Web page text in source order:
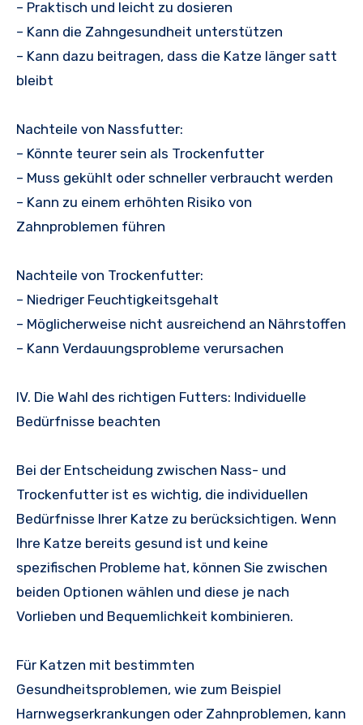
– Praktisch und leicht zu dosieren
– Kann die Zahngesundheit unterstützen
– Kann dazu beitragen, dass die Katze länger satt
bleibt
Nachteile von Nassfutter:
– Könnte teurer sein als Trockenfutter
– Muss gekühlt oder schneller verbraucht werden
– Kann zu einem erhöhten Risiko von
Zahnproblemen führen
Nachteile von Trockenfutter:
– Niedriger Feuchtigkeitsgehalt
– Möglicherweise nicht ausreichend an Nährstoffen
– Kann Verdauungsprobleme verursachen
IV. Die Wahl des richtigen Futters: Individuelle
Bedürfnisse beachten
Bei der Entscheidung zwischen Nass- und
Trockenfutter ist es wichtig, die individuellen
Bedürfnisse Ihrer Katze zu berücksichtigen. Wenn
Ihre Katze bereits gesund ist und keine
spezifischen Probleme hat, können Sie zwischen
beiden Optionen wählen und diese je nach
Vorlieben und Bequemlichkeit kombinieren.
Für Katzen mit bestimmten
Gesundheitsproblemen, wie zum Beispiel
Harnwegserkrankungen oder Zahnproblemen, kann